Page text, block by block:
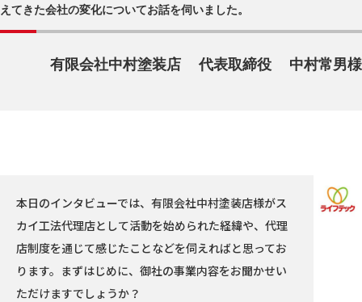
えてきた会社の変化についてお話を伺いました。
有限会社中村塗装店 代表取締役 中村常男様
本日のインタビューでは、有限会社中村塗装店様がス
カイ工法代理店として活動を始められた経緯や、代理
店制度を通じて感じたことなどを伺えればと思ってお
ります。まずはじめに、御社の事業内容をお聞かせい
ただけますでしょうか？